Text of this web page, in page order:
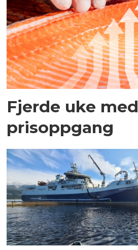
Fjerde uke med
prisoppgang